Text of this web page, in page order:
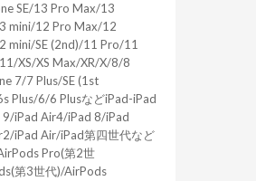
SE/13 Pro Max/13
mini/12 Pro Max/12
mini/SE (2nd)/11 Pro/11
XS/XS Max/XR/X/8/8
7/7 Plus/SE (1st
Plus/6/6 PlusなどiPad-iPad
iPad Air4/iPad 8/iPad
iPad Air/iPad第四世代など
Pro(第2世
第3世代)/AirPods